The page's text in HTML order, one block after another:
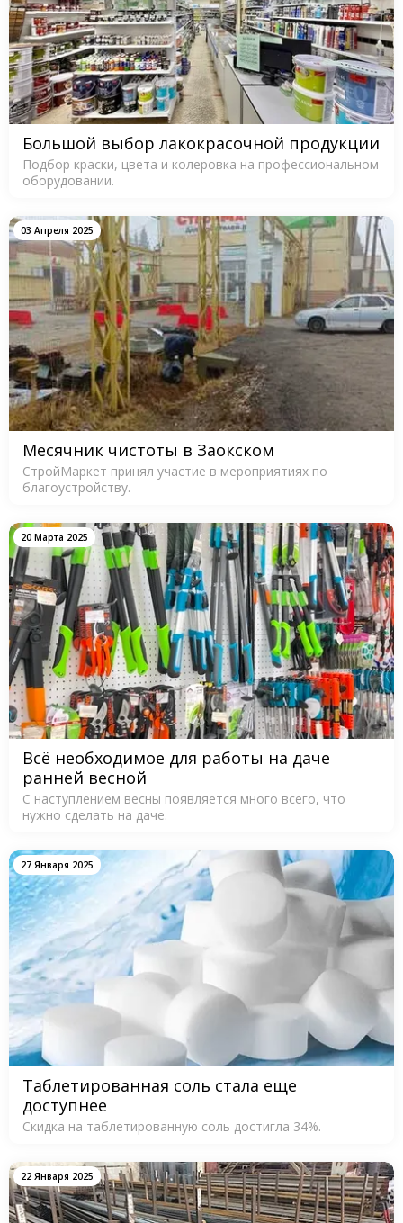
Большой выбор лакокрасочной продукции
Подбор краски, цвета и колеровка на профессиональном
оборудовании.
03 Апреля 2025
Месячник чистоты в Заокском
СтройМаркет принял участие в мероприятиях по
благоустройству.
20 Марта 2025
Всё необходимое для работы на даче
ранней весной
С наступлением весны появляется много всего, что
нужно сделать на даче.
27 Января 2025
Таблетированная соль стала еще
доступнее
Скидка на таблетированную соль достигла 34%.
22 Января 2025